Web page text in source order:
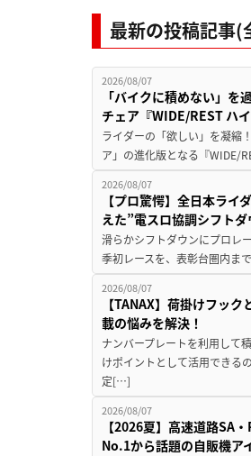
最新の投稿記事(
2026/08/07
「バイクに積めない」
チェア『WIDE/REST ハ
ライダーの「欲しい」を凝縮
ア」の進化版となる『WIDE/
2026/08/07
【プロ驚愕】全日本ラ
えた”電スロ協調シフト
滑らかシフトダウンにプロレ
季初レースを、表彰台圏内ま
2026/08/07
【TANAX】荷掛けフッ
載の悩みを解決！
ナンバープレートを利用して
けポイントとして活用できる
定[…]
2026/08/07
【2026夏】高速道路SA
No.1から話題の自販機ア